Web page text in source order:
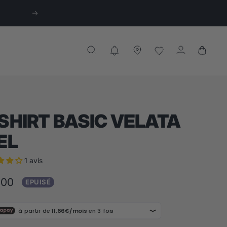
Suivant
BASIC VELATA
1 avis
EPUISÉ